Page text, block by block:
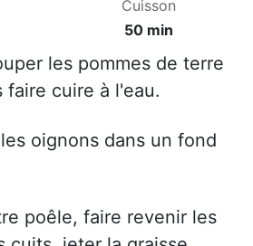
Cuisson
50 min
les pommes de terre
faire cuire à l'eau.
oignons dans un fond
poêle, faire revenir les